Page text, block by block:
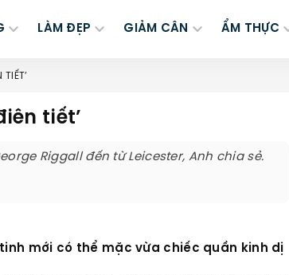
LÀM ĐẸP GIẢM CÂN ẨM THỰC
tiết’
Riggall đến từ Leicester, Anh chia sẻ.
mới có thể mặc vừa chiếc quần kinh dị